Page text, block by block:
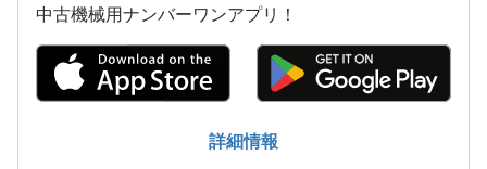
中古機械用ナンバーワンアプリ！
詳細情報